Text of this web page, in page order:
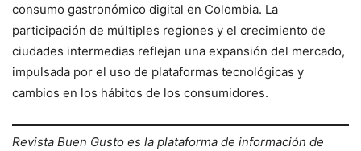
consumo gastronómico digital en Colombia. La
participación de múltiples regiones y el crecimiento de
ciudades intermedias reflejan una expansión del mercado,
impulsada por el uso de plataformas tecnológicas y
cambios en los hábitos de los consumidores.
Revista Buen Gusto es la plataforma de información de